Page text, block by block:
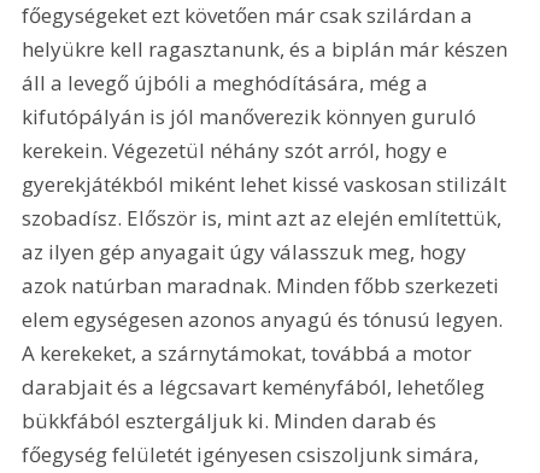
főegységeket ezt követően már csak szilárdan a
helyükre kell ragasztanunk, és a biplán már készen
áll a levegő újbóli a meghódítására, még a
kifutópályán is jól manőverezik könnyen guruló
kerekein. Végezetül néhány szót arról, hogy e
gyerekjátékból miként lehet kissé vaskosan stilizált
szobadísz. Először is, mint azt az elején említettük,
az ilyen gép anyagait úgy válasszuk meg, hogy
azok natúrban maradnak. Minden főbb szerkezeti
elem egységesen azonos anyagú és tónusú legyen.
A kerekeket, a szárnytámokat, továbbá a motor
darabjait és a légcsavart keményfából, lehetőleg
bükkfából esztergáljuk ki. Minden darab és
főegység felületét igényesen csiszoljunk simára,